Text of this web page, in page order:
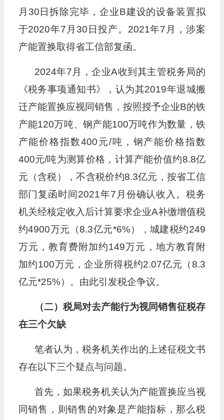
月30日拆除完毕，企业B建设的设备装置拟
于2020年7月30日投产。2021年7月，涉案
产能置换取得省工信部复函。
2024年7月，企业A收到其主管税务局的
《税务事项通知书》，认为其2019年退城搬
迁产能置换应视同销售，按照授予企业B的铁
产能120万吨、钢产能100万吨作为数量，铁
产能价格指数400元/吨，钢产能价格指数
400元/吨为测算价格，计算产能价值约8.8亿
元（含税），不含税价约8.3亿元，按省工信
部门复函时间2021年7月份确认收入。税务
机关经核定收入后计算要求企业A补缴增值税
约4900万元（8.3亿元*6%），城建税约249
万元，教育费附加约149万元，地方教育附
加约100万元，企业所得税约2.07亿元（8.3
亿元*25%）。由此引发税企争议。
（二）税局对去产能行为视同销售征税存
在三个欠缺
笔者认为，税务机关作出的上述征税文书
存在以下三个疑点与问题。
首先，如果税务机关认为产能置换应当视
同销售，则销售的对象是产能指标，那么税